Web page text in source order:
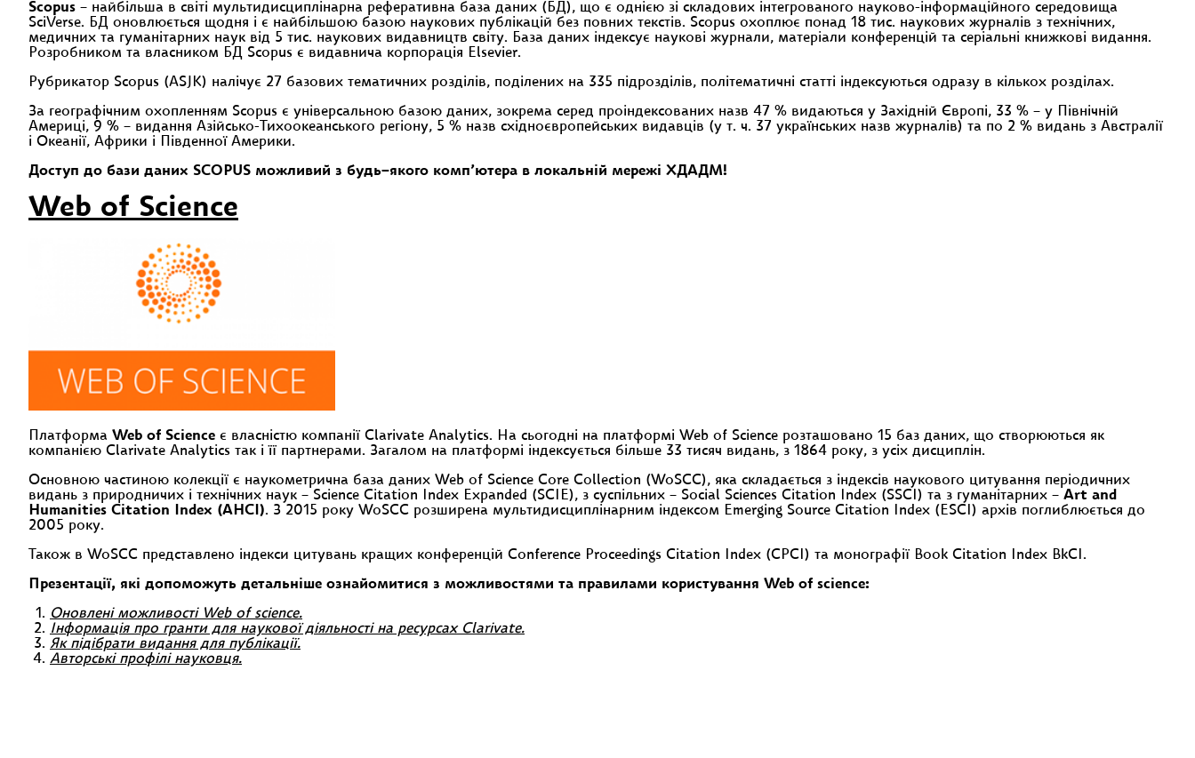
Scopus – найбільша в світі мультидисциплінарна реферативна база даних (БД), що є однією зі складових інтегрованого науково-інформаційного середовища
SciVerse. БД оновлюється щодня і є найбільшою базою наукових публікацій без повних текстів. Scopus охоплює понад 18 тис. наукових журналів з технічних,
медичних та гуманітарних наук від 5 тис. наукових видавництв світу. База даних індексує наукові журнали, матеріали конференцій та серіальні книжкові видання.
Розробником та власником БД Scopus є видавнича корпорація Elsevier.
Рубрикатор Scopus (ASJK) налічує 27 базових тематичних розділів, поділених на 335 підрозділів, політематичні статті індексуються одразу в кількох розділах.
За географічним охопленням Scopus є універсальною базою даних, зокрема серед проіндексованих назв 47 % видаються у Західній Європі, 33 % – у Північній
Америці, 9 % – видання Азійсько-Тихоокеанського регіону, 5 % назв східноєвропейських видавців (у т. ч. 37 українських назв журналів) та по 2 % видань з Австралії
і Океанії, Африки і Південної Америки.
Доступ до бази даних SCOPUS можливий з будь–якого комп’ютера в локальній мережі ХДАДМ!
Web of Science
Платформа Web of Science є власністю компанії Clarivate Analytics. На сьогодні на платформі Web of Science розташовано 15 баз даних, що створюються як
компанією Clarivate Analytics так і її партнерами. Загалом на платформі індексується більше 33 тисяч видань, з 1864 року, з усіх дисциплін.
Основною частиною колекції є наукометрична база даних Web of Science Core Collection (WoSCC), яка складається з індексів наукового цитування періодичних
видань з природничих і технічних наук – Science Citation Index Expanded (SCIE), з суспільних – Social Sciences Citation Index (SSCI) та з гуманітарних – Art and
Humanities Citation Indeх (AHCI). З 2015 року WoSCC розширена мультидисциплінарним індексом Emerging Source Citation Index (ESCI) архів поглиблюється до
2005 року.
Також в WoSCC представлено індекси цитувань кращих конференцій Conference Proceedings Citation Index (CPCI) та монографії Book Citation Index BkCI.
Презентації, які допоможуть детальніше ознайомитися з можливостями та правилами користування Web of science:
Оновлені можливості Web of science.
Інформація про гранти для наукової діяльності на ресурсах Clarivate.
Як підібрати видання для публікації.
Авторські профілі науковця.